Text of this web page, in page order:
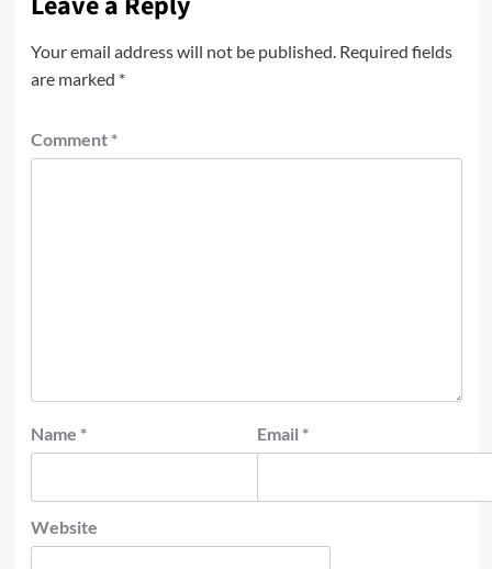
Your email address will not be published. Required fields
are marked *
Comment *
Name * Email *
Website